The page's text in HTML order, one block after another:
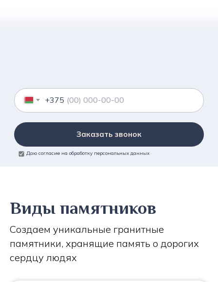
+375
Заказать звонок
Даю согласие на обработку персональных данных
Виды памятников
Создаем уникальные гранитные
памятники, хранящие память о дорогих
сердцу людях